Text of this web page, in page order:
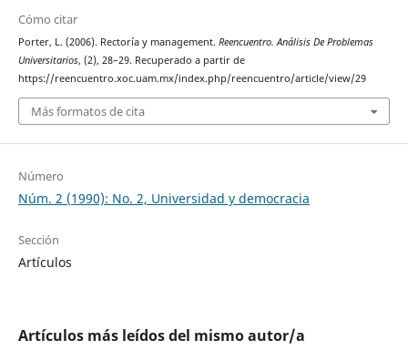
Cómo citar
Porter, L. (2006). Rectoría y management. Reencuentro. Análisis De Problemas
Universitarios, (2), 28–29. Recuperado a partir de
https://reencuentro.xoc.uam.mx/index.php/reencuentro/article/view/29
Más formatos de cita
Número
Núm. 2 (1990): No. 2, Universidad y democracia
Sección
Artículos
Artículos más leídos del mismo autor/a